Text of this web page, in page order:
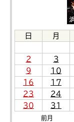
日 月
2
3
9
10
16
17
23
24
30
31
前月